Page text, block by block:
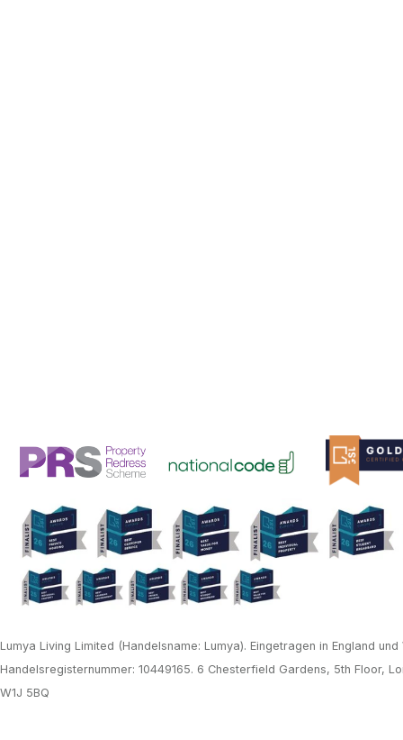
Lumya Living Limited (Handelsname: Lumya). Eingetragen in England und
Handelsregisternummer: 10449165. 6 Chesterfield Gardens, 5th Floor,
W1J 5BQ